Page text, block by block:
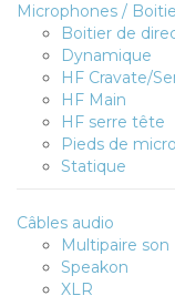
Microphones /
Boitier de
Dynamique
HF Cravate/
HF Main
HF serre tête
Pieds de
Statique
Câbles audio
Multipaire son
Speakon
XLR